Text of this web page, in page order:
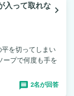
入って取れな navigate_next
を切ってしまい
ープで何度も手を
2名が回答